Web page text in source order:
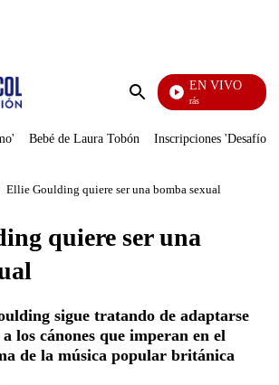
Enviar
EN VIVO
También Caerás
Bebé de Laura Tobón Inscripciones 'Desafío'
Ellie Goulding quiere ser una bomba sexual
quiere ser una
sigue tratando de adaptarse
los cánones que imperan en el
de la música popular británica